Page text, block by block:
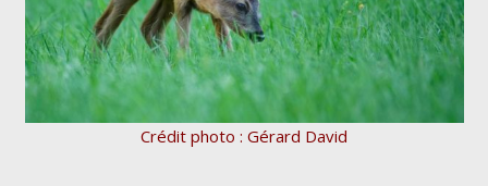
Crédit photo : Gérard David